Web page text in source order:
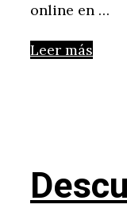
online en …
Leer más